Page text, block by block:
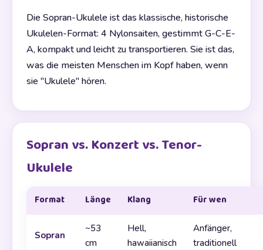
Die Sopran-Ukulele ist das klassische, historische
Ukulelen-Format: 4 Nylonsaiten, gestimmt G-C-E-
A, kompakt und leicht zu transportieren. Sie ist das,
was die meisten Menschen im Kopf haben, wenn
sie "Ukulele" hören.
Sopran vs. Konzert vs. Tenor-
Ukulele
Format Länge Klang Für wen
Sopran
~53
cm
Hell,
hawaiianisch
Anfänger,
traditionell